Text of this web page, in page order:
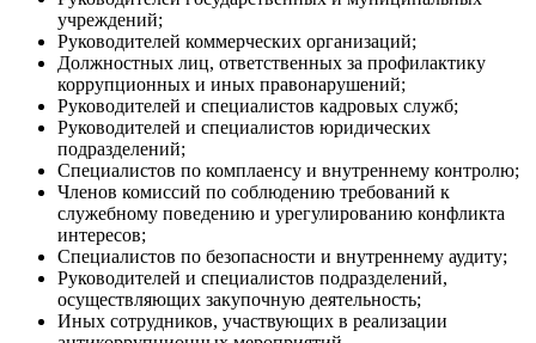
учреждений;
Руководителей коммерческих организаций;
Должностных лиц, ответственных за профилактику
коррупционных и иных правонарушений;
Руководителей и специалистов кадровых служб;
Руководителей и специалистов юридических
подразделений;
Специалистов по комплаенсу и внутреннему контролю;
Членов комиссий по соблюдению требований к
служебному поведению и урегулированию конфликта
интересов;
Специалистов по безопасности и внутреннему аудиту;
Руководителей и специалистов подразделений,
осуществляющих закупочную деятельность;
Иных сотрудников, участвующих в реализации